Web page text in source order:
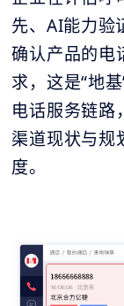
先、AI能力验
确认产品的电
求，这是“地
电话服务链路
渠道现状与规
度。